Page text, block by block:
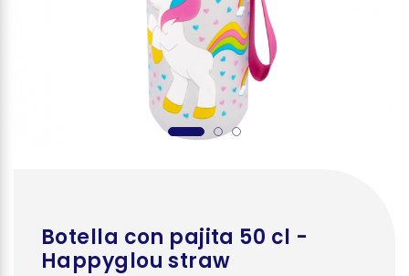
Botella con pajita 50 cl -
Happyglou straw